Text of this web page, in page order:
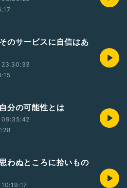
のサービスに自信はあ
23:30:33
分の可能性とは
09:35:42
わぬところに拾いもの